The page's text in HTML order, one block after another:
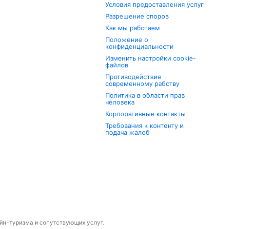
Условия предоставления услуг
Разрешение споров
Как мы работаем
Положение о
конфиденциальности
Изменить настройки cookie-
файлов
Противодействие
современному рабству
Политика в области прав
человека
Корпоративные контакты
Требования к контенту и
подача жалоб
туризма и сопутствующих услуг.